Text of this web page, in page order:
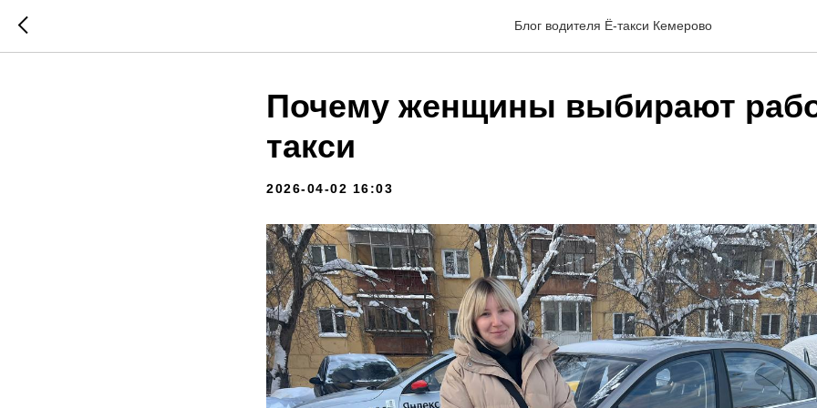
Блог водителя Ё-такси Кемерово
Почему женщины выбирают
такси
2026-04-02 16:03